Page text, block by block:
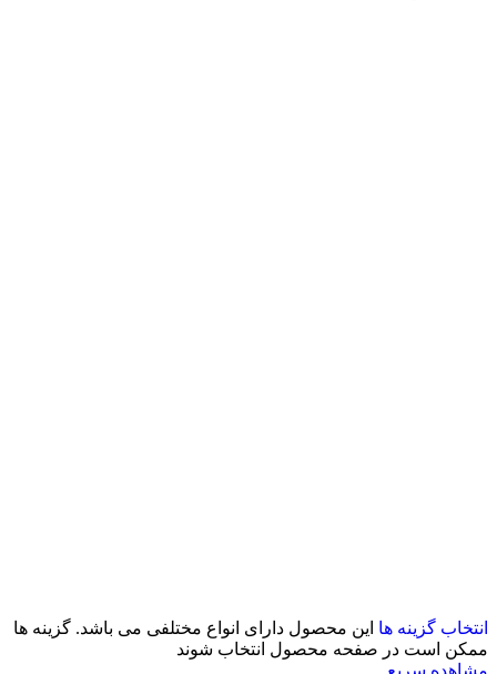
انتخاب گزینه ها این محصول دارای انواع مختلفی می باشد. گزینه ها
ممکن است در صفحه محصول انتخاب شوند
مشاهده سریع